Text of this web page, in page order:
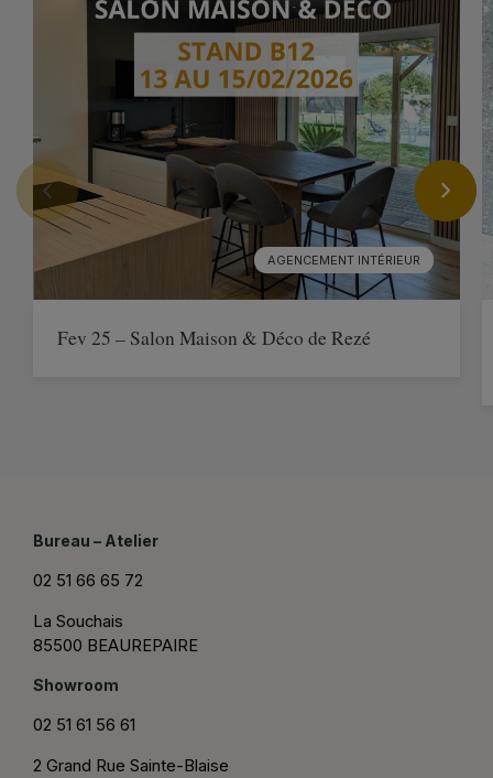
AGENCEMENT INTÉRIEUR
Fev 25 – Salon Maison & Déco de Rezé
Bureau – Atelier
02 51 66 65 72
La Souchais
85500 BEAUREPAIRE
Showroom
02 51 61 56 61
2 Grand Rue Sainte-Blaise